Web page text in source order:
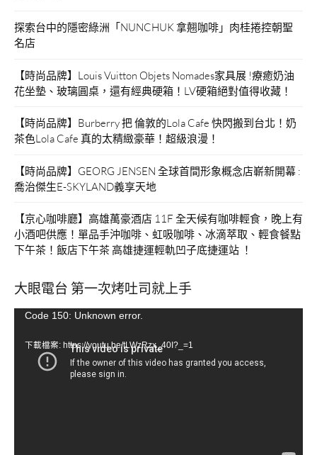
探索台中的隱密綠洲「NUNCHUK 拿翹咖啡」肉桂捲控朝聖
名店
【時尚品牌】Louis Vuitton Objets Nomades家具展 !療癒奶油
花坐墊、玻璃圓桌，還有經典硬箱！LV硬箱絕對值得收藏！
【時尚品牌】Burberry 把 倫敦的Lola Cafe 快閃搬到台北！奶
茶色Lola Cafe 真的太精緻豪華！超級浪漫！
【時尚品牌】GEORG JENSEN 全球首間形象概念店嶄新開幕 :
喬治傑生E-SKYLAND義享天地
【京心咖啡廳】高雄萬豪酒店 11F 全天候有咖啡輕食，晚上有
小酒吧供應！單品手沖咖啡、虹吸咖啡、冰滴萃取、輕食餐點
下午茶！飯店下午茶 高雄捷運輕軌凹子底捷運站 ！
大眼電台 第一次烤吐司就上手
視Code 150: Unknown error.
下載檔案: https://youtu.be/tLWzRzx_40I?_=1